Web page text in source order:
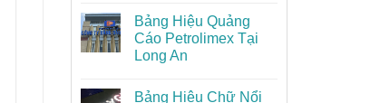
Bảng Hiệu Quảng
Cáo Petrolimex Tại
Long An
Bảng Hiệu Chữ Nổi